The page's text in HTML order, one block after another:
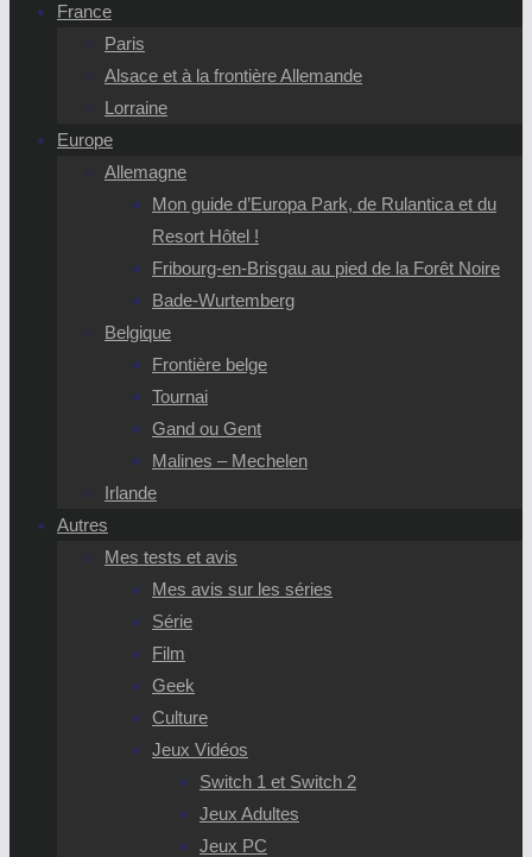
France
Paris
Alsace et à la frontière Allemande
Lorraine
Europe
Allemagne
Mon guide d’Europa Park, de Rulantica et du
Resort Hôtel !
Fribourg-en-Brisgau au pied de la Forêt Noire
Bade-Wurtemberg
Belgique
Frontière belge
Tournai
Gand ou Gent
Malines – Mechelen
Irlande
Autres
Mes tests et avis
Mes avis sur les séries
Série
Film
Geek
Culture
Jeux Vidéos
Switch 1 et Switch 2
Jeux Adultes
Jeux PC